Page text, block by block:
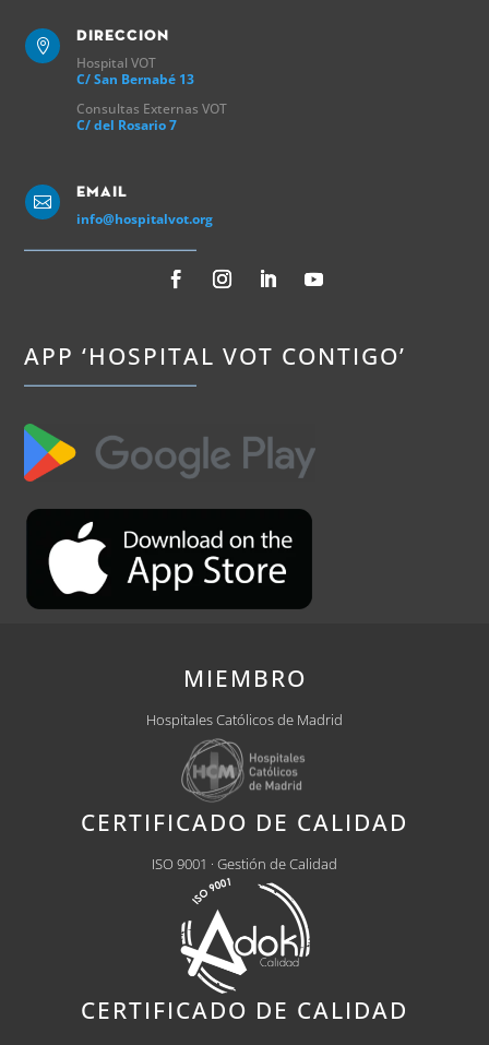

Direccion
Hospital VOT
C/ San Bernabé 13
Consultas Externas VOT
C/ del Rosario 7

Email
info@hospitalvot.org
APP ‘HOSPITAL VOT CONTIGO’
MIEMBRO
Hospitales Católicos de Madrid
CERTIFICADO DE CALIDAD
ISO 9001 · Gestión de Calidad
CERTIFICADO DE CALIDAD